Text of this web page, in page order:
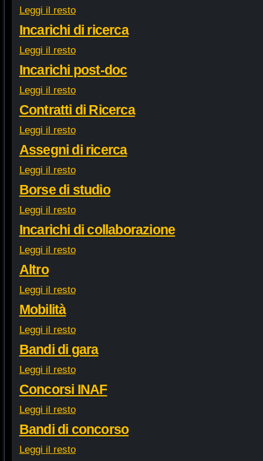
Leggi il resto
Incarichi di ricerca
Leggi il resto
Incarichi post-doc
Leggi il resto
Contratti di Ricerca
Leggi il resto
Assegni di ricerca
Leggi il resto
Borse di studio
Leggi il resto
Incarichi di collaborazione
Leggi il resto
Altro
Leggi il resto
Mobilità
Leggi il resto
Bandi di gara
Leggi il resto
Concorsi INAF
Leggi il resto
Bandi di concorso
Leggi il resto